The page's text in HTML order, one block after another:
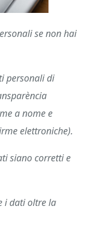
se non hai
personali di
a nome e
elettroniche).
siano corretti e
i dati oltre la